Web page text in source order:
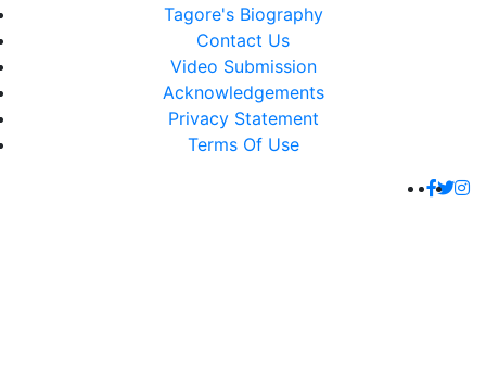
Tagore's Biography
Contact Us
Video Submission
Acknowledgements
Privacy Statement
Terms Of Use